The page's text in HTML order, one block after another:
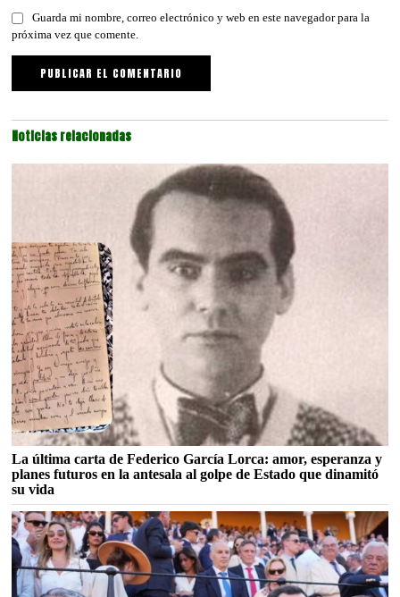
Guarda mi nombre, correo electrónico y web en este navegador para la
próxima vez que comente.
Noticias relacionadas
La última carta de Federico García Lorca: amor, esperanza y
planes futuros en la antesala al golpe de Estado que dinamitó
su vida